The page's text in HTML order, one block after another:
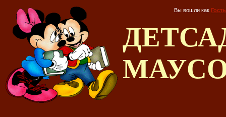
Вы вошли как Гость